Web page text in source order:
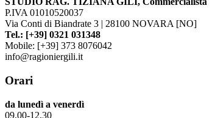
P.IVA 01010520037
Via Conti di Biandrate 3 | 28100 NOVARA [NO]
Tel.: [+39] 0321 031348
Mobile: [+39] 373 8076042
info@ragioniergili.it
Orari
da lunedì a venerdì
09.00-12.30